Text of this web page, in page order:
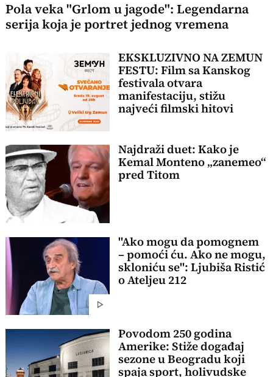
Pola veka "Grlom u jagode": Legendarna
serija koja je portret jednog vremena
EKSKLUZIVNO NA ZEMUN
FESTU: Film sa Kanskog
festivala otvara
manifestaciju, stižu
najveći filmski hitovi
Najdraži duet: Kako je
Kemal Monteno „zanemeo“
pred Titom
"Ako mogu da pomognem
– pomoći ću. Ako ne mogu,
skloniću se": Ljubiša Ristić
o Ateljeu 212
Povodom 250 godina
Amerike: Stiže događaj
sezone u Beogradu koji
spaja sport, holivudske